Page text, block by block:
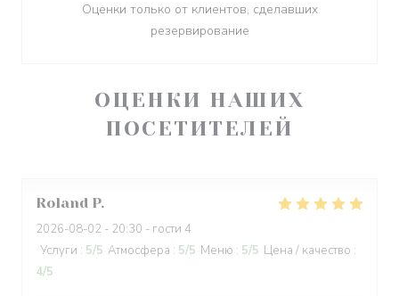
ОЦЕНКИ НАШИХ
ПОСЕТИТЕЛЕЙ
Roland P
2026-08-02 - 20:30 - гости 4
Услуги : 5/5 Атмосфера : 5/5 Меню : 5/5 Цена / качество :
4/5
Оценки только от клиентов, сделавших
резервирование